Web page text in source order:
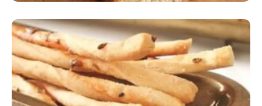
Comer Bem: Palitinhos De Cebola E Salsa